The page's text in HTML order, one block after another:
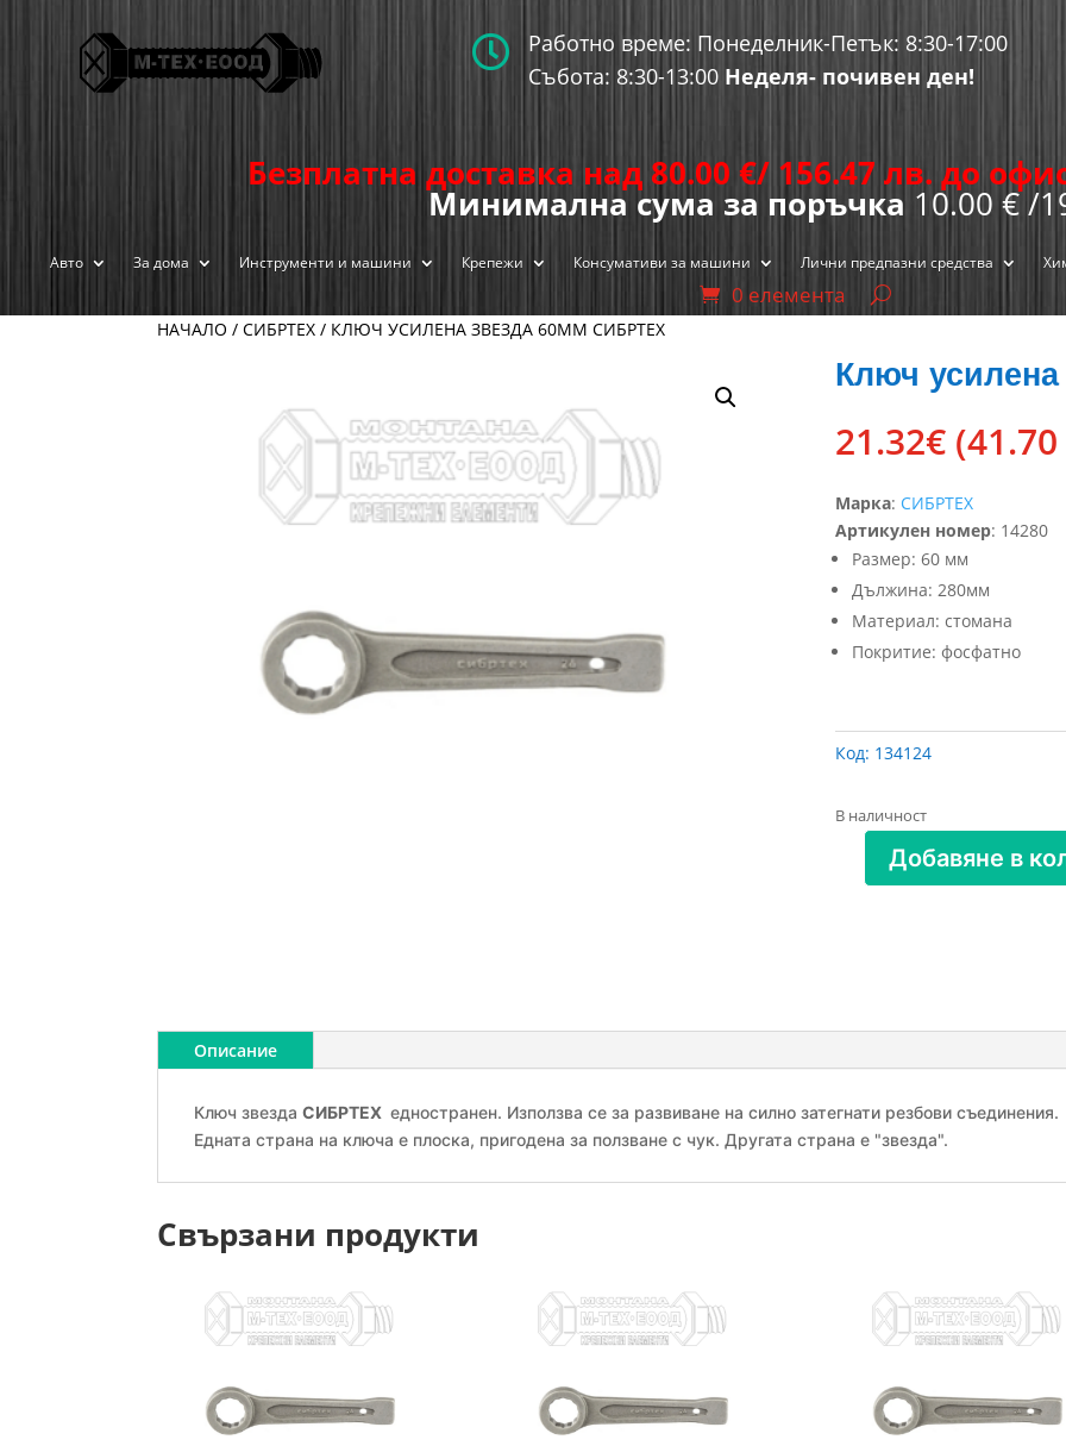

Работно време: Понеделник-Петък: 8:30-17:00
Събота: 8:30-13:00 Неделя- почивен ден!
Безплатна доставка над 80.00 €/ 156.47 лв. до
Минимална сума за поръчка 10.00 € /
Авто За дома Инструменти и машини Крепежи Консумативи за машини Лични предпазни средства
0 елемента
НАЧАЛО / CИБРТЕХ / КЛЮЧ УСИЛЕНА ЗВЕЗДА 60ММ СИБРТЕХ
Ключ
21.32€
Марка: СИБРТЕХ
Артикулен номер: 14280
Размер: 60 мм
Дължина: 280мм
Материал: стомана
Покритие: фосфатно
Код: 134124
В наличност
количество
СИБРТЕХ
Добавяне в
Описание
Ключ звезда СИБРТЕХ едностранен. Използва се за развиване на силно затегнати резбови съединения.
Едната страна на ключа е плоска, пригодена за ползване с чук. Другата страна е "звезда".
Свързани продукти